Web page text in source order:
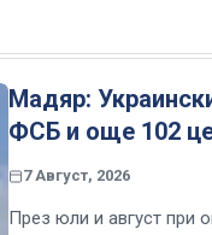
Мадяр:
ФСБ и още 102
7 Август, 2026
През юли и август при